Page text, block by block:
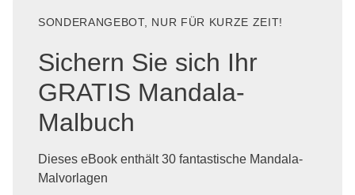
SONDERANGEBOT, NUR FÜR KURZE ZEIT!
Sichern Sie sich Ihr
GRATIS Mandala-
Malbuch
Dieses eBook enthält 30 fantastische Mandala-
Malvorlagen